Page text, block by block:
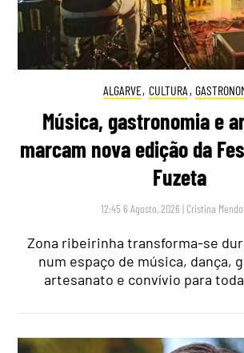
ALGARVE, CULTURA ,
Música, gastronomia e
marcam nova edição da
Fuzeta
12:45 6 Agosto, 2026 | Cristina
Zona ribeirinha transforma-se
num espaço de música, dança,
artesanato e convívio para